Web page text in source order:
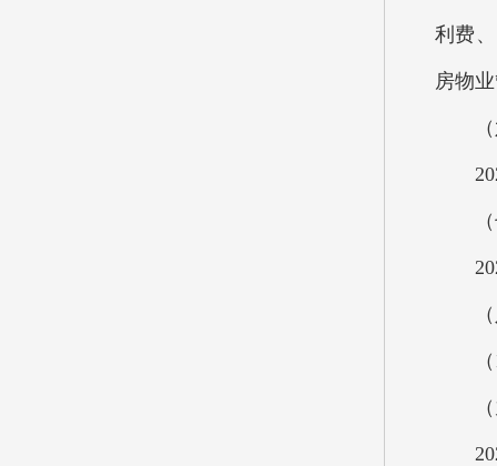
利费
房物
（六
（七
（八
（1
（九